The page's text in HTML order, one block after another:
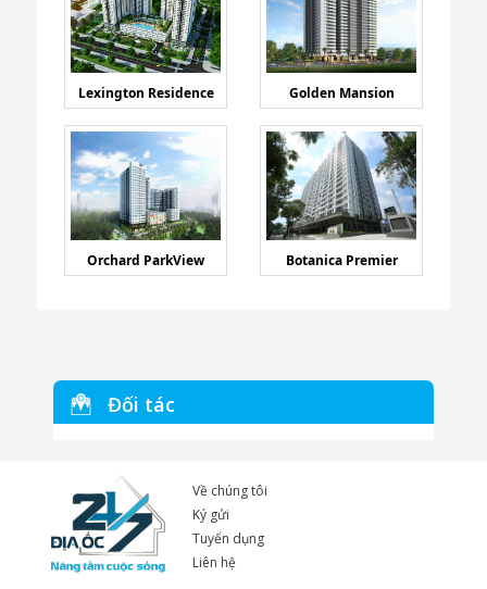
Lexington Residence Golden Mansion
Orchard ParkView Botanica Premier
Đối tác
Về chúng tôi
Ký gửi
Tuyển dụng
Liên hệ